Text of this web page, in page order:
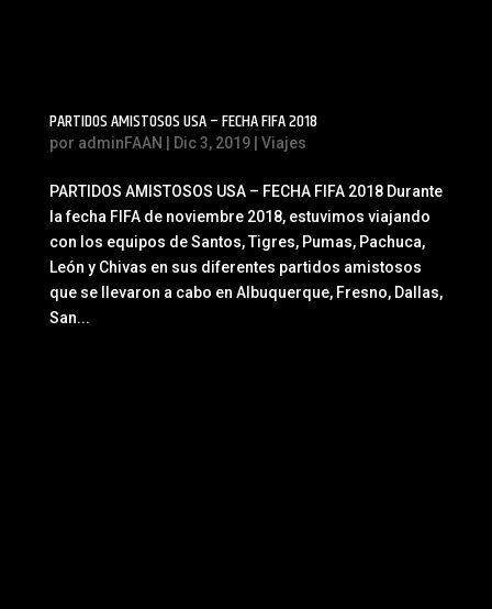
PARTIDOS AMISTOSOS USA – FECHA FIFA 2018
por adminFAAN Dic 3, 2019| Viajes
PARTIDOS AMISTOSOS USA – FECHA FIFA 2018 Durante
la fecha FIFA de noviembre 2018, estuvimos viajando
con los equipos de Santos, Tigres, Pumas, Pachuca,
León y Chivas en sus diferentes partidos amistosos
que se llevaron a cabo en Albuquerque, Fresno, Dallas,
San...